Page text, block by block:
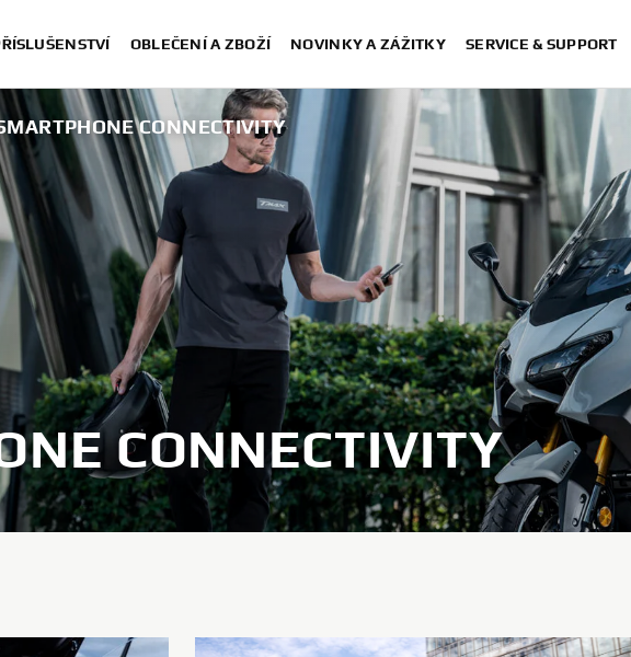
OBLEČENÍ A ZBOŽÍ NOVINKY A ZÁŽITKY SERVICE & SUPPORT
CONNECTIVITY
CONNECTIVITY